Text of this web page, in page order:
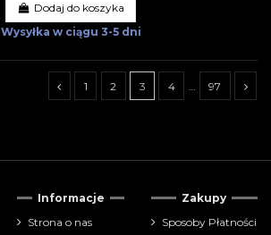
Dodaj do koszyka
Wysyłka w ciągu 3-5 dni
1 2 3 4 97
Informacje
Strona o nas
Zakupy
Sposoby Płatności